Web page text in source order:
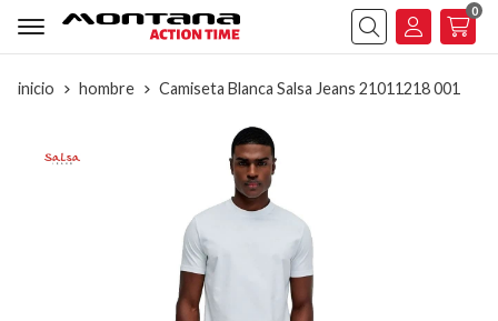
Buscar
0
inicio hombre Camiseta Blanca Salsa Jeans 21011218 001